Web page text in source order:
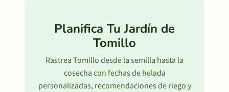
Planifica Tu Jardín de
Tomillo
Rastrea Tomillo desde la semilla hasta la
cosecha con fechas de helada
personalizadas, recomendaciones de riego y